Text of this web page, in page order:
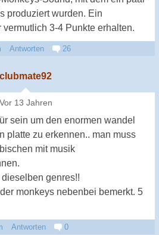
produziert wurden. Ein
vermutlich 3-4 Punkte erhalten.
Antworten 26
clubmate92
Vor 13 Jahren
sein um den enormen wandel
platte zu erkennen.. man muss
mit musik
genres!!
monkeys nebenbei bemerkt. 5
Antworten 0